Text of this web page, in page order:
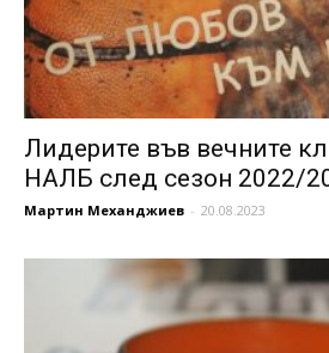
Лидерите във вечните
НАЛБ след сезон 2022/
Мартин Механджиев - 20.08.2023